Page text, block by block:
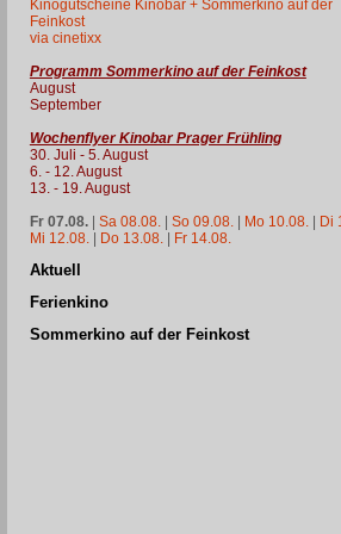
Kinogutscheine Kinobar + Sommerkino auf der
Feinkost
via cinetixx
Programm Sommerkino auf der Feinkost
August
September
Wochenflyer Kinobar Prager Frühling
30. Juli - 5. August
6. - 12. August
13. - 19. August
Fr 07.08.| Sa 08.08. | So 09.08. | Mo 10.08. | Di
Mi 12.08. | Do 13.08. | Fr 14.08.
Aktuell
Ferienkino
Sommerkino auf der Feinkost